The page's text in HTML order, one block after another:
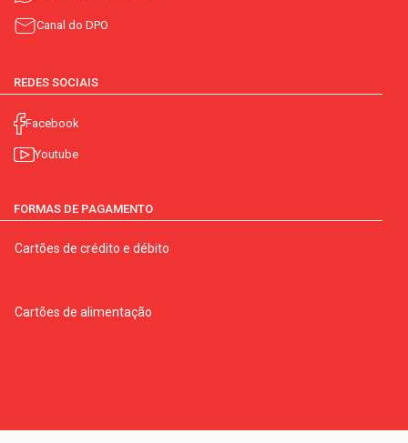
Canal do DPO
REDES SOCIAIS
Facebook
Youtube
FORMAS DE PAGAMENTO
Cartões de crédito e débito
Cartões de alimentação